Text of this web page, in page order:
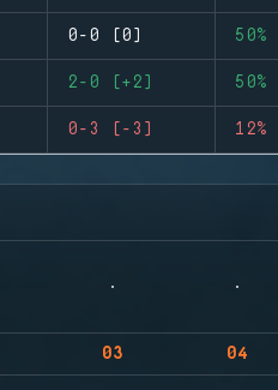
0-0 (0) 50%
2-0 (+2) 50%
0-3 (-3) 12%
03 04